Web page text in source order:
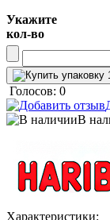
Укажите
кол-во
Голосов: 0
В
Характеристики: